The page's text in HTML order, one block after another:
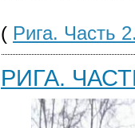
( Рига. Часть
РИГА.